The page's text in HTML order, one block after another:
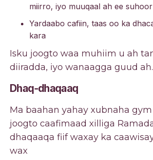
miirro, iyo muuqaal ah ee
Yardaabo cafiin, taas oo ka
kara
Isku joogto waa muhiim u ah
diiradda, iyo wanaagga guud ah.
Dhaq-dhaqaaq
Ma baahan yahay xubnaha gym
joogto caafimaad xilliga
dhaqaaqa fiif waxay ka
wax